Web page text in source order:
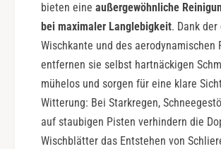
bieten eine außergewöhnliche
bei maximaler Langlebigkeit. Dank
Wischkante und des aerodynamischen
entfernen sie selbst hartnäckigen
mühelos und sorgen für eine klare
Witterung: Bei Starkregen,
auf staubigen Pisten verhindern die
Wischblätter das Entstehen von